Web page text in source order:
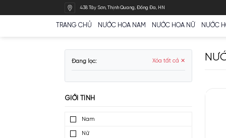
qua
438 Tây Sơn, Thịnh Quang, Đống Đa, HN
Đang lọc: Xóa tất cả ✕
GIỚI TÍNH